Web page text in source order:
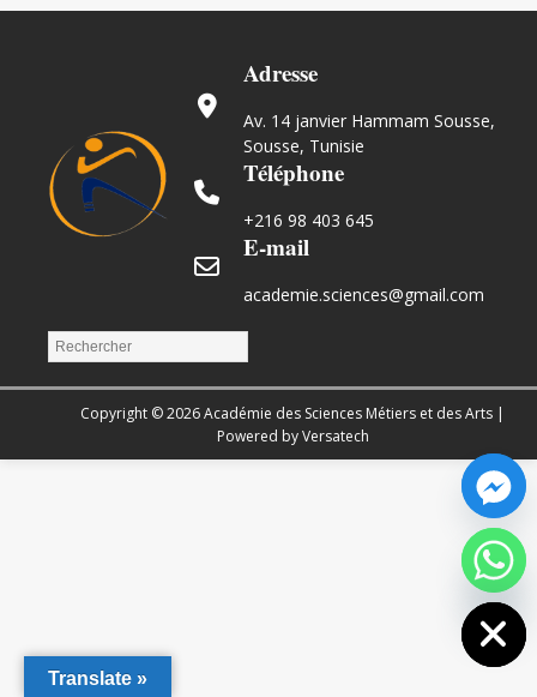
Adresse
Av. 14 janvier Hammam Sousse,
Sousse, Tunisie
Téléphone
+216 98 403 645
E-mail
academie.sciences@gmail.com
Copyright © 2026 Académie des Sciences Métiers et des Arts |
Powered by Versatech
Translate »
Hide chaty